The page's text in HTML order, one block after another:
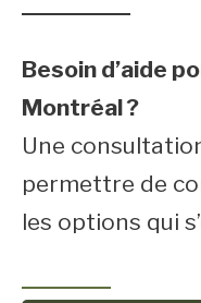
Besoin d’aide
Montréal ?
Une
permettre de
les options qui